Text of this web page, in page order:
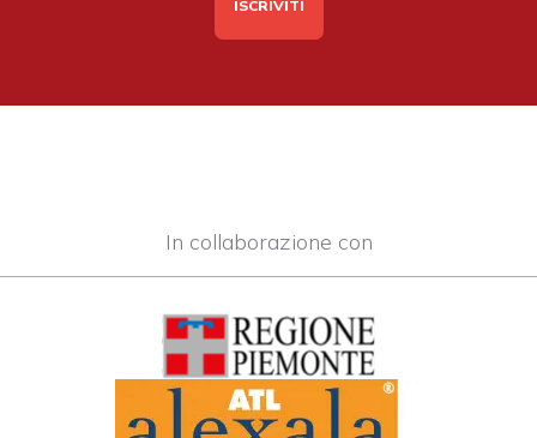
In collaborazione con